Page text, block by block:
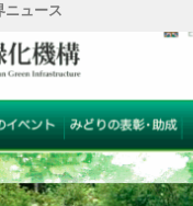
ニュース